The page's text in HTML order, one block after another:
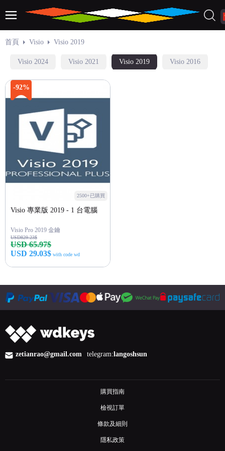
首頁 Visio Visio 2019
Visio 2024 Visio 2021 Visio 2019 Visio 2016
-92%
2500+已購買
Visio 專業版 2019 - 1 台電腦
Visio Pro 2019 金鑰
USD829.23$
USD 65.97$
USD 29.03$ with code wd
zetianrao@gmail.com telegram:langoshsun
購買指南
檢視訂單
條款及細則
隱私政策